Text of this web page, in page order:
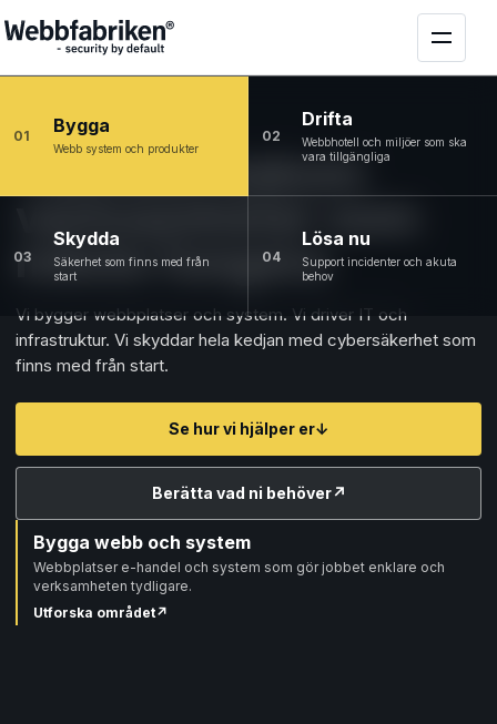
Tekniken bakom
verksamheter som
måste fungera
Vi bygger webbplatser och system. Vi driver IT och
infrastruktur. Vi skyddar hela kedjan med cybersäkerhet som
finns med från start.
Se hur vi hjälper er↓
Berätta vad ni behöver↗
Bygga webb och system
Webbplatser e-handel och system som gör jobbet enklare och
verksamheten tydligare.
Utforska området↗
01 Bygga
Webb system och produkter
02
Drifta
Webbhotell och miljöer som ska
vara tillgängliga
03
Skydda
Säkerhet som finns med från
start
04
Lösa nu
Support incidenter och akuta
behov